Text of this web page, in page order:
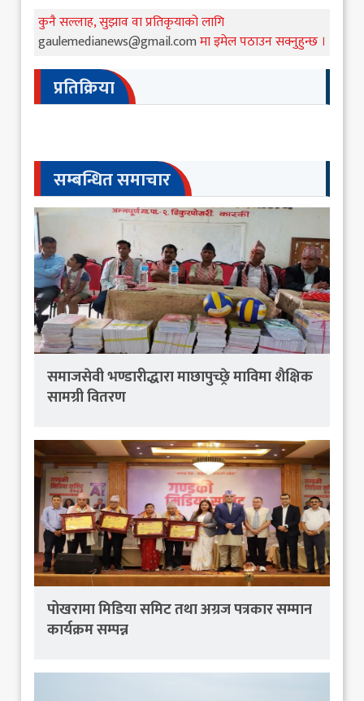
कुनै सल्लाह, सुझाव वा प्रतिकृयाको लागि
gaulemedianews@gmail.comमा इमेल पठाउन सक्नुहुन्छ ।
प्रतिक्रिया
सम्बन्धित समाचार
समाजसेवी भण्डारीद्धारा माछापुच्छ्रे माविमा शैक्षिक
सामग्री वितरण
पोखरामा मिडिया समिट तथा अग्रज पत्रकार सम्मान
कार्यक्रम सम्पन्न